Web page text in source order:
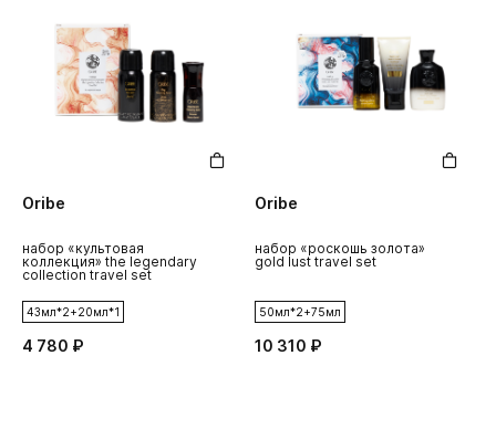
Oribe
набор «культовая
коллекция» the legendary
collection travel set
43мл*2+20мл*1
4 780 ₽
Oribe
набор «роскошь золота»
gold lust travel set
50мл*2+75мл
10 310 ₽